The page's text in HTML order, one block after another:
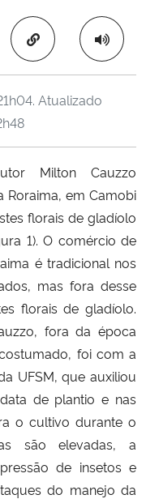
Copiar para área
. Atualizado
Milton Cauzzo
Roraima, em Camobi
florais de gladíolo
1). O comércio de
é tradicional nos
mas fora desse
florais de gladíolo.
fora da época
foi com a
UFSM, que auxiliou
de plantio e nas
o cultivo durante o
são elevadas, a
de insetos e
do manejo da